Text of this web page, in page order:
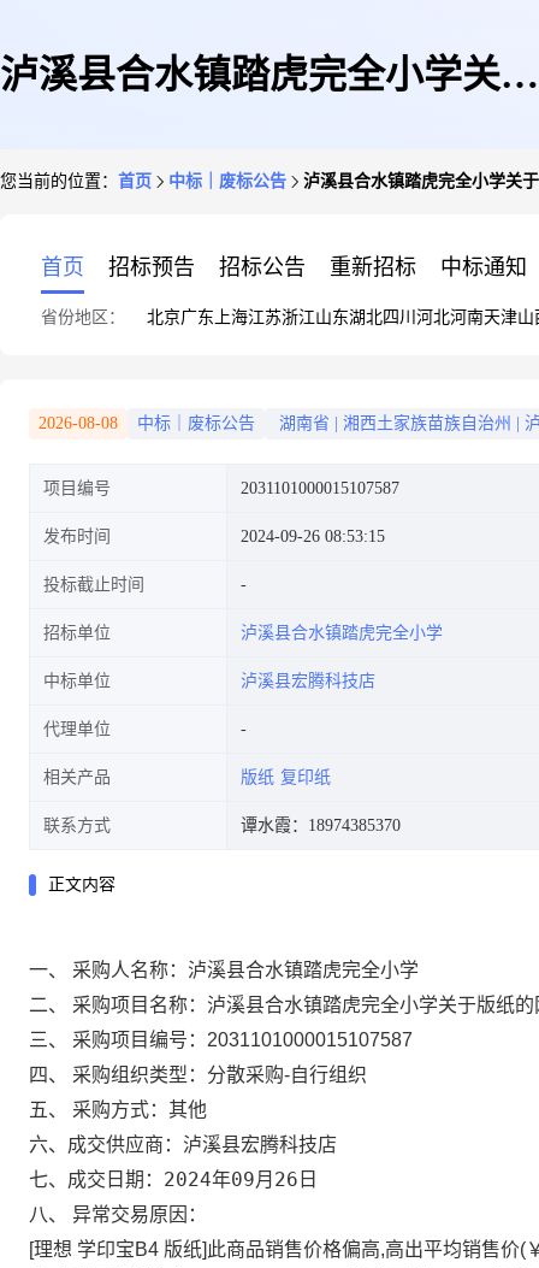
泸溪县合水镇踏虎完全小学关于
您当前的位置： 首页 中标｜废标公告 泸溪县合水镇踏虎完全小学关
首页 招标预告 招标公告 重新招标 中标通知
省份地区： 北京广东 上海江苏浙江山东湖北四川 河北河南天津山
2026-08-08 中标｜废标公告 湖南省 湘西土家族苗族自治州
项目编号 2031101000015107587
发布时间 2024-09-26 08:53:15
投标截止时间
招标单位 泸溪县合水镇踏虎完全小学
中标单位 泸溪县宏腾科技店
代理单位
相关产品 版纸 复印纸
联系方式 谭水霞：18974385370
正文内容
一、 采购人名称： 泸溪县合水镇踏虎完全小学
二、 采购项目名称： 泸溪县合水镇踏虎完全小学关于版纸
三、 采购项目编号： 2031101000015107587
四、 采购组织类型： 分散采购-自行组织
五、 采购方式： 其他
六、成交供应商： 泸溪县宏腾科技店
七、成交日期： 2024年09月26日
八、 异常交易原因：
[理想 学印宝B4 版纸]此商品销售价格偏高,高出平均销售价